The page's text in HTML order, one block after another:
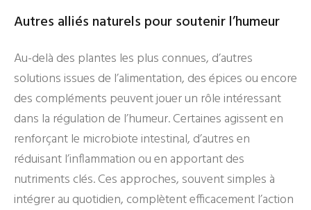
Autres alliés naturels pour soutenir l’humeur
Au-delà des plantes les plus connues, d’autres
solutions issues de l’alimentation, des épices ou encore
des compléments peuvent jouer un rôle intéressant
dans la régulation de l’humeur. Certaines agissent en
renforçant le microbiote intestinal, d’autres en
réduisant l’inflammation ou en apportant des
nutriments clés. Ces approches, souvent simples à
intégrer au quotidien, complètent efficacement l’action